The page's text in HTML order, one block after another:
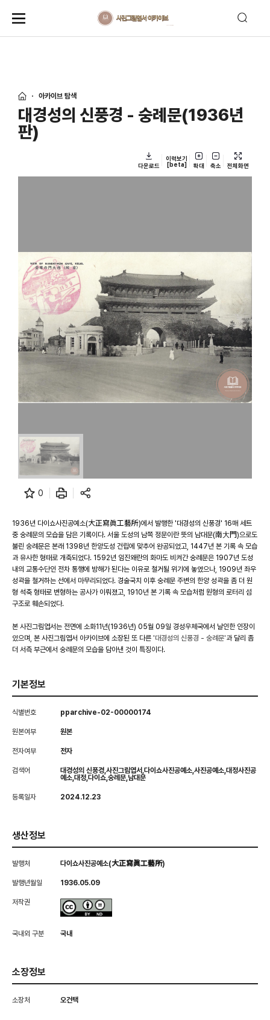
아카이브 탐색
대경성의 신풍경 - 숭례문(1936년
판)
다운로드
이력보기
[beta]
확대 축소 전체화면
0
1936년 다이쇼사진공예소(大正寫眞工藝所)에서 발행한 '대경성의 신풍경' 16매 세트
중 숭례문의 모습을 담은 기록이다. 서울 도성의 남쪽 정문이란 뜻의 남대문(南大門)으로도
불린 숭례문은 본래 1398년 한양도성 건립에 맞추어 완공되었고, 1447년 본 기록 속 모습
과 유사한 형태로 개축되었다. 1592년 임진왜란의 화마도 비켜간 숭례문은 1907년 도성
내의 교통수단인 전차 통행에 방해가 된다는 이유로 철거될 위기에 놓였으나, 1909년 좌우
성곽을 철거하는 선에서 마무리되었다. 경술국치 이후 숭례문 주변의 한양 성곽을 좀 더 원
형 석축 형태로 변형하는 공사가 이뤄졌고, 1910년 본 기록 속 모습처럼 원형의 로터리 섬
구조로 훼손되었다.
본 사진그림엽서는 전면에 소화11년(1936년) 05월 09일 경성우체국에서 날인한 인장이
있으며, 본 사진그림엽서 아카이브에 소장된 또 다른 '대경성의 신풍경 - 숭례문'과 달리 좀
더 서측 부근에서 숭례문의 모습을 담아낸 것이 특징이다.
기본정보
식별번호 pparchive-02-00000174
원본여부 원본
전자여부 전자
검색어
대경성의 신풍경,사진그림엽서,다이쇼사진공예소,사진공예소,대정사진공
예소,대정,다이쇼,숭례문,남대문
등록일자 2024.12.23
생산정보
발행처 다이쇼사진공예소(大正寫眞工藝所)
발행년월일 1936.05.09
저작권
국내외 구분 국내
소장정보
소장처 오건택